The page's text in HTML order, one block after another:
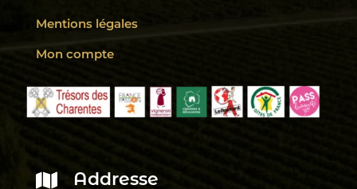
Mentions légales
Mon compte
 Addresse